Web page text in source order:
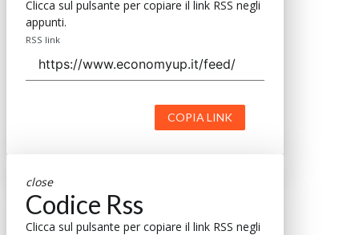
Clicca sul pulsante per copiare il link RSS negli
appunti.
RSS link
COPIA LINK
close
Codice Rss
Clicca sul pulsante per copiare il link RSS negli